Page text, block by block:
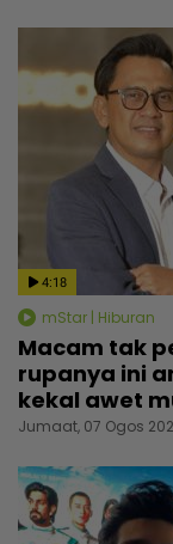
4:18
mStar | Hiburan
Macam tak
rupanya ini
kekal awet
Jumaat, 07 Ogos